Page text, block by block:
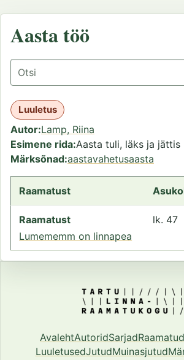
Asukoht
Aasta töö
Otsing
Luuletus
Autor Lamp, Riina
Esimene rida Aasta tuli, läks ja jättis
Märksõnad aastavahetusaasta
Raamatust
Raamatust
Lumememm on linnapea
lk. 47
AvalehtAutoridSarjadRaamatud
LuuletusedJutudMuinasjutud